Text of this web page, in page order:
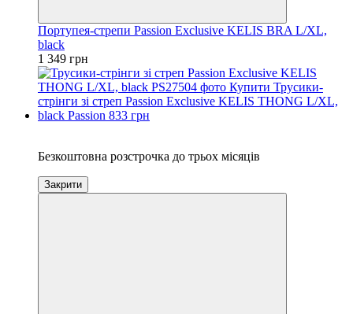
Портупея-стрепи Passion Exclusive KELIS BRA L/XL,
black
1 349 грн
Безкоштовна розстрочка до трьох місяців
Закрити